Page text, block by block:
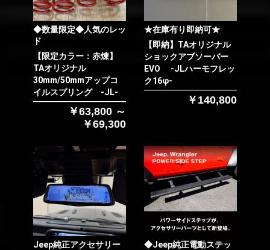
お買い物を続ける カートへ進む
◆数量限定◆人気のレッ
ド
【限定カラー：赤煉】
TAオリジナル
30mm/50mmアップコ
イルスプリング -JL-
￥63,800 ～
￥69,300
★在庫有り即納可★
【即納】TAオリジナル
ショックアブソーバー
EVO -JLハーモフレッ
ク16φ-
￥140,800
Jeep純正アクセサリー
◆Jeep純正電動ステッ